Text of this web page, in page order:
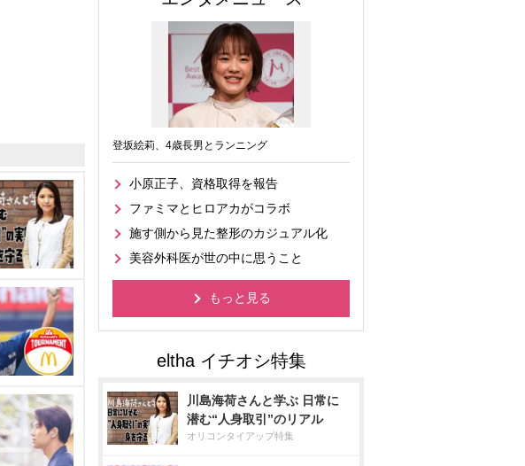
登坂絵莉、4歳長男とランニング
小原正子、資格取得を報告
ファミマとヒロアカがコラボ
施す側から見た整形のカジュアル化
美容外科医が世の中に思うこと
もっと見る
川島海荷さんと学ぶ 日常に
潜む“人身取引”のリアル
オリコンタイアップ特集